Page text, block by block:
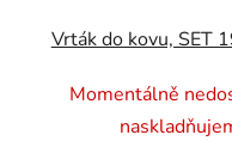
Vrták do kovu, SET
Momentálně